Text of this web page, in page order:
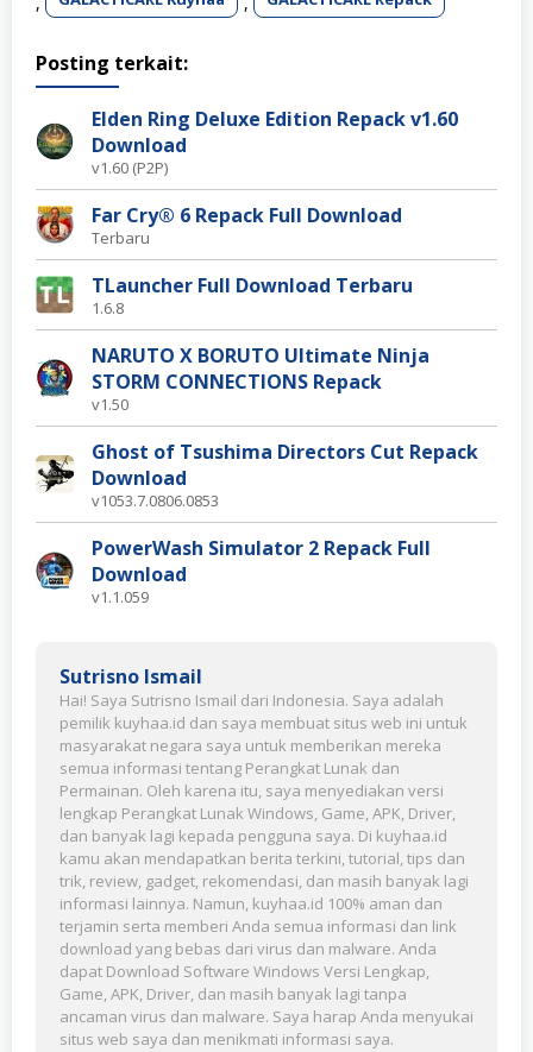
Posting terkait:
Elden Ring Deluxe Edition Repack v1.60
Download
v1.60 (P2P)
Far Cry® 6 Repack Full Download
Terbaru
TLauncher Full Download Terbaru
1.6.8
NARUTO X BORUTO Ultimate Ninja
STORM CONNECTIONS Repack
v1.50
Ghost of Tsushima Directors Cut Repack
Download
v1053.7.0806.0853
PowerWash Simulator 2 Repack Full
Download
v1.1.059
Sutrisno Ismail
Hai! Saya Sutrisno Ismail dari Indonesia. Saya adalah
pemilik kuyhaa.id dan saya membuat situs web ini untuk
masyarakat negara saya untuk memberikan mereka
semua informasi tentang Perangkat Lunak dan
Permainan. Oleh karena itu, saya menyediakan versi
lengkap Perangkat Lunak Windows, Game, APK, Driver,
dan banyak lagi kepada pengguna saya. Di kuyhaa.id
kamu akan mendapatkan berita terkini, tutorial, tips dan
trik, review, gadget, rekomendasi, dan masih banyak lagi
informasi lainnya. Namun, kuyhaa.id 100% aman dan
terjamin serta memberi Anda semua informasi dan link
download yang bebas dari virus dan malware. Anda
dapat Download Software Windows Versi Lengkap,
Game, APK, Driver, dan masih banyak lagi tanpa
ancaman virus dan malware. Saya harap Anda menyukai
situs web saya dan menikmati informasi saya.